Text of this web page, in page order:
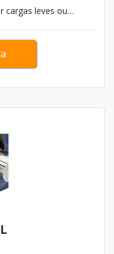
cargas leves ou
e motocicletas,
O mancal é composto
bipartida. Os mancais